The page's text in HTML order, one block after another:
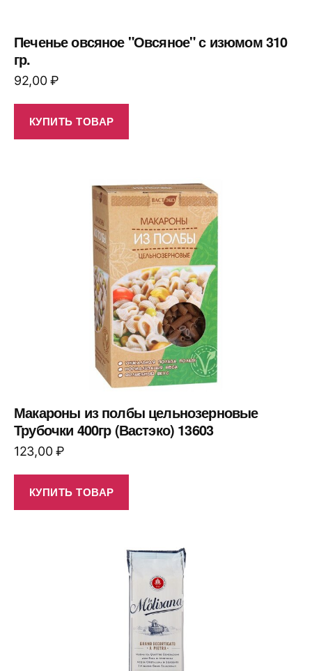
Печенье овсяное "Овсяное" с изюмом 310
гр.
92,00₽
КУПИТЬ ТОВАР
Макароны из полбы цельнозерновые
Трубочки 400гр (Вастэко) 13603
123,00₽
КУПИТЬ ТОВАР